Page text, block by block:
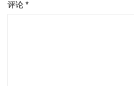
评论 *